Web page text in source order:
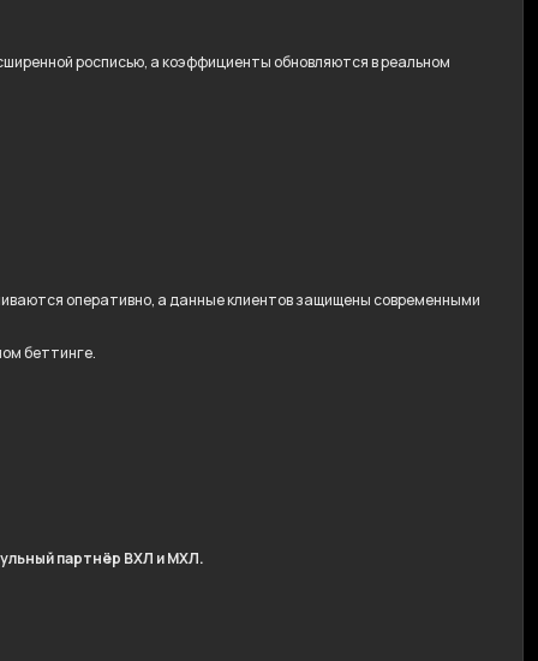
росписью, а коэффициенты обновляются в реальном
оперативно, а данные клиентов защищены современными
беттинге.
партнёр ВХЛ и МХЛ.